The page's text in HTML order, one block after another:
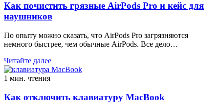
Как почистить грязные AirPods Pro и кейс для
наушников
По опыту можно сказать, что AirPods Pro загрязняются
немного быстрее, чем обычные AirPods. Все дело…
Читайте далее
1 мин. чтения
Как отключить клавиатуру MacBook